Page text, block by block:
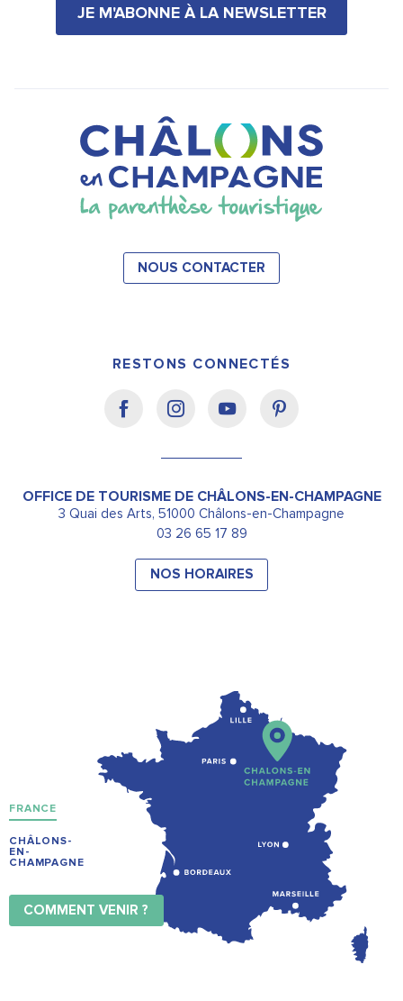
JE M'ABONNE À LA NEWSLETTER
NOUS CONTACTER
RESTONS CONNECTÉS
OFFICE DE TOURISME DE CHÂLONS-EN-CHAMPAGNE
3 Quai des Arts, 51000 Châlons-en-Champagne
03 26 65 17 89
NOS HORAIRES
FRANCE
CHÂLONS-
EN-
CHAMPAGNE
COMMENT VENIR ?